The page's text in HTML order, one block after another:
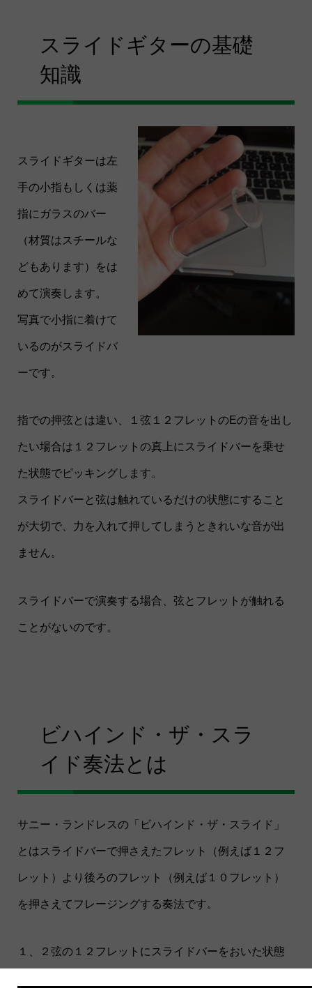
スライドギターの基礎
知識
スライドギターは左
手の小指もしくは薬
指にガラスのバー
（材質はスチールな
どもあります）をは
めて演奏します。
写真で小指に着けて
いるのがスライドバ
ーです。
指での押弦とは違い、１弦１２フレットのEの音を出し
たい場合は１２フレットの真上にスライドバーを乗せ
た状態でピッキングします。
スライドバーと弦は触れているだけの状態にすること
が大切で、力を入れて押してしまうときれいな音が出
ません。
スライドバーで演奏する場合、弦とフレットが触れる
ことがないのです。
ビハインド・ザ・スラ
イド奏法とは
サニー・ランドレスの「ビハインド・ザ・スライド」
とはスライドバーで押さえたフレット（例えば１２フ
レット）より後ろのフレット（例えば１０フレット）
を押さえてフレージングする奏法です。
１、２弦の１２フレットにスライドバーをおいた状態